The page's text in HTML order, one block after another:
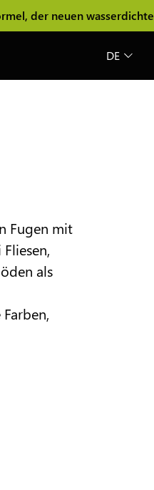
wasserdichten und
DE
Fugen mit
als